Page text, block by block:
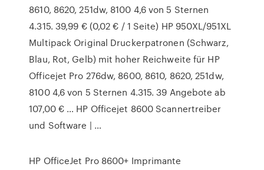
8610, 8620, 251dw, 8100 4,6 von 5 Sternen
4.315. 39,99 € (0,02 € / 1 Seite) HP 950XL/951XL
Multipack Original Druckerpatronen (Schwarz,
Blau, Rot, Gelb) mit hoher Reichweite für HP
Officejet Pro 276dw, 8600, 8610, 8620, 251dw,
8100 4,6 von 5 Sternen 4.315. 39 Angebote ab
107,00 € … HP Officejet 8600 Scannertreiber
und Software | …
HP OfficeJet Pro 8600+ Imprimante